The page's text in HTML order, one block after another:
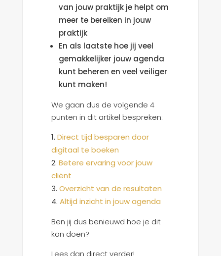
van jouw praktijk je helpt om
meer te bereiken in jouw
praktijk
En als laatste hoe jij veel
gemakkelijker jouw agenda
kunt beheren en veel veiliger
kunt maken!
We gaan dus de volgende 4
punten in dit artikel bespreken:
Direct tijd besparen door
digitaal te boeken
Betere ervaring voor jouw
cliënt
Overzicht van de resultaten
Altijd inzicht in jouw agenda
Ben jij dus benieuwd hoe je dit
kan doen?
Lees dan direct verder!